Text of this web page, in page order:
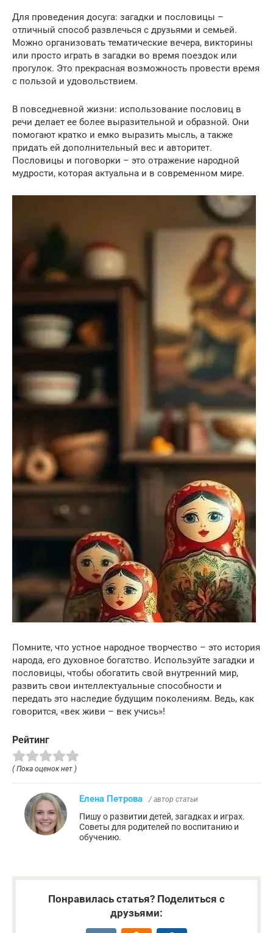
Для проведения досуга: загадки и пословицы –
отличный способ развлечься с друзьями и семьей.
Можно организовать тематические вечера, викторины
или просто играть в загадки во время поездок или
прогулок. Это прекрасная возможность провести время
с пользой и удовольствием.
В повседневной жизни: использование пословиц в
речи делает ее более выразительной и образной. Они
помогают кратко и емко выразить мысль, а также
придать ей дополнительный вес и авторитет.
Пословицы и поговорки – это отражение народной
мудрости, которая актуальна и в современном мире.
Помните, что устное народное творчество – это история
народа, его духовное богатство. Используйте загадки и
пословицы, чтобы обогатить свой внутренний мир,
развить свои интеллектуальные способности и
передать это наследие будущим поколениям. Ведь, как
говорится, «век живи – век учись»!
Рейтинг
( Пока оценок нет )
Елена Петрова / автор статьи
Пишу о развитии детей, загадках и играх.
Советы для родителей по воспитанию и
обучению.
Понравилась статья? Поделиться с
друзьями: